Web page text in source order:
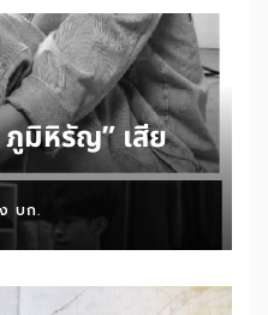
ภูมิหิรัญ” เสีย
บก.